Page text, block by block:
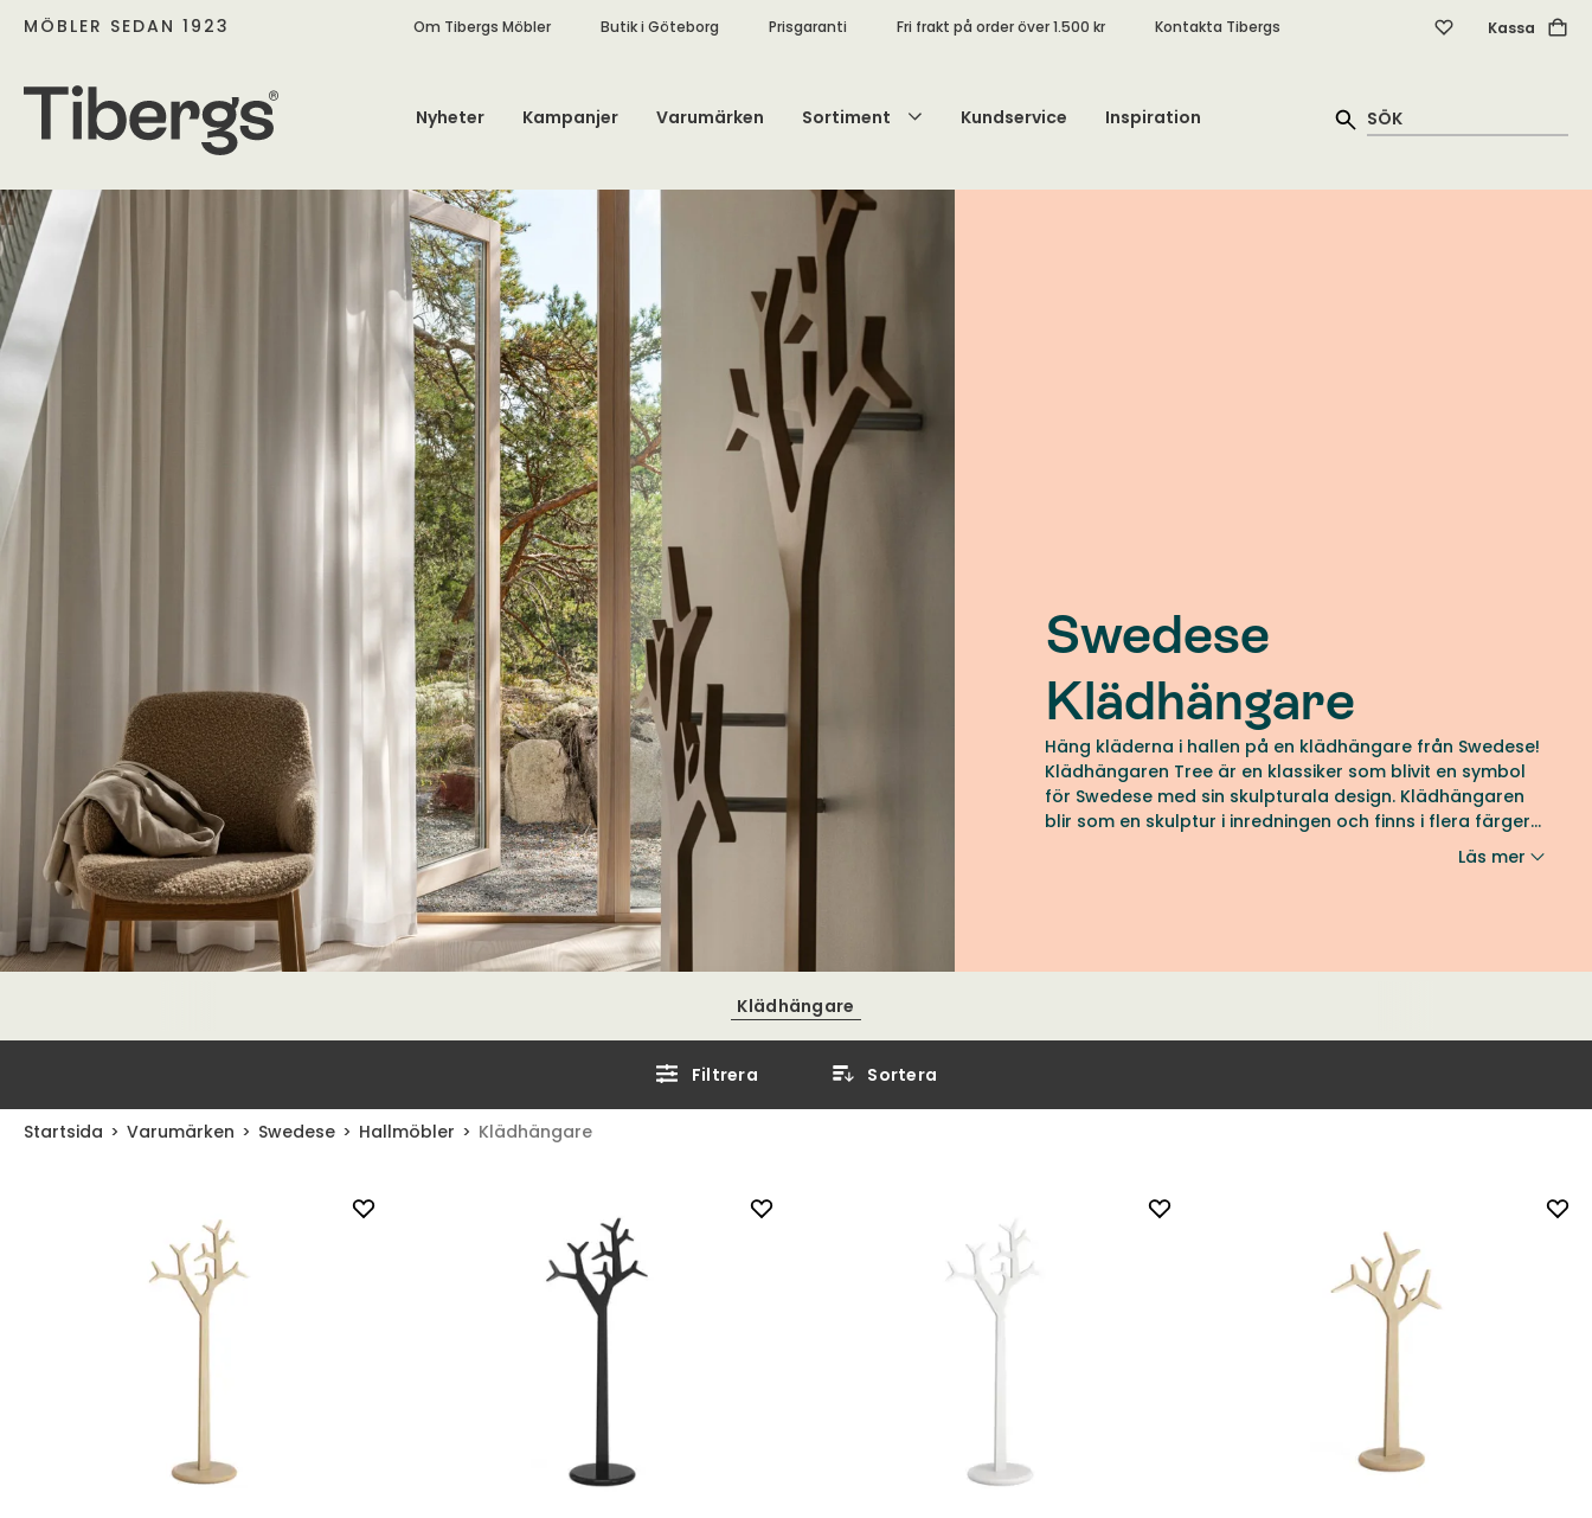
MÖBLER SEDAN 1923 Om Tibergs Möbler Butik i Göteborg Prisgaranti Fri frakt på order över 1.500 kr Kontakta Tibergs Kassa
Nyheter Kampanjer Varumärken Sortiment Kundservice Inspiration
Swedese
Klädhängare
Häng kläderna i hallen på en klädhängare från Swedese!
Klädhängaren Tree är en klassiker som blivit en symbol
för Swedese med sin skulpturala design. Klädhängaren
blir som en skulptur i inredningen och finns i flera färger
Läs mer
Klädhängare
Filtrera Sortera
Startsida Varumärken Swedese Hallmöbler Klädhängare